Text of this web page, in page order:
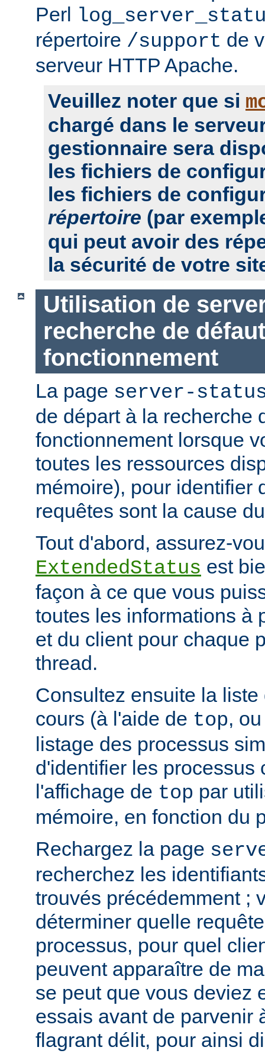
Perl
répertoire /support de
serveur HTTP Apache.
Veuillez noter que si
chargé dans le
gestionnaire sera
les fichiers de
les fichiers de
répertoire (par
qui peut avoir des
la sécurité de votre
Utilisation de
recherche de
fonctionnement
La page server-
de départ à la recherche
fonctionnement lorsque
toutes les ressources
mémoire), pour identifier
requêtes sont la cause
Tout d'abord, assurez-
ExtendedStatus est
façon à ce que vous
toutes les informations à
et du client pour chaque
thread.
Consultez ensuite la
cours (à l'aide de top,
listage des processus
d'identifier les processus
l'affichage de top par
mémoire, en fonction du
Rechargez la page
recherchez les
trouvés précédemment ;
déterminer quelle
processus, pour quel
peuvent apparaître de
se peut que vous deviez
essais avant de parvenir
flagrant délit, pour ainsi